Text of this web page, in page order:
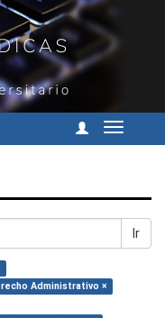
Cambiar
Ir
Administrativo ×